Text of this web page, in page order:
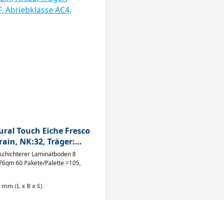
Touch Eiche Fresco
NK:32, Träger:
Abriebklasse AC4,
Laminatboden 8
60 Pakete/Palette =105,
(L x B x S)